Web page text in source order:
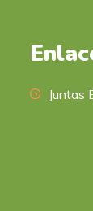
Juntas